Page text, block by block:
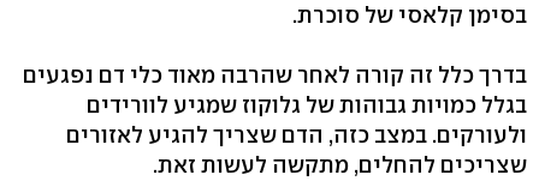
בסימן קלאסי של סוכרת.
בדרך כלל זה קורה לאחר שהרבה מאוד כלי דם נפגעים
בגלל כמויות גבוהות של גלוקוז שמגיע לוורידים
ולעורקים. במצב כזה, הדם שצריך להגיע לאזורים
שצריכים להחלים, מתקשה לעשות זאת.